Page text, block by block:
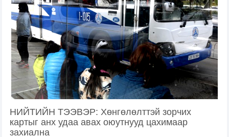
НИЙТИЙН ТЭЭВЭР: Хөнгөлөлттэй зорчих
картыг анх удаа авах оюутнууд цахимаар
захиална